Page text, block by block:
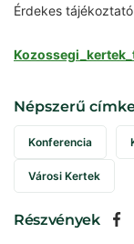
Érdekes
Népszerű
Konferencia
Városi Kertek
Részvények